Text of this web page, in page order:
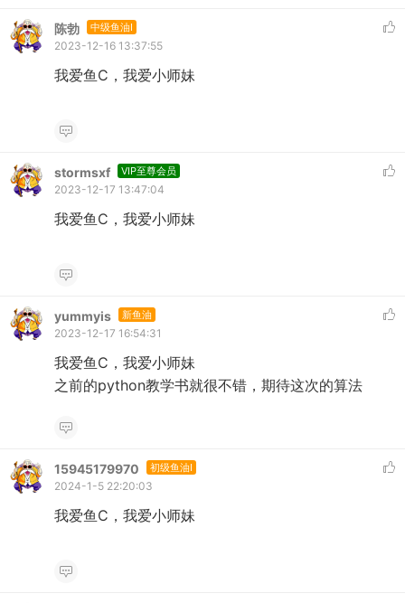
陈勃 中级鱼油I
2023-12-16 13:37:55
我爱鱼C，我爱小师妹
stormsxf VIP至尊会员
2023-12-17 13:47:04
我爱鱼C，我爱小师妹
yummyis 新鱼油
2023-12-17 16:54:31
我爱鱼C，我爱小师妹
之前的python教学书就很不错，期待这次的算法
15945179970 初级鱼油I
2024-1-5 22:20:03
我爱鱼C，我爱小师妹